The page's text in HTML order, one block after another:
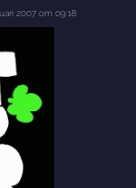
2007 om 09:18